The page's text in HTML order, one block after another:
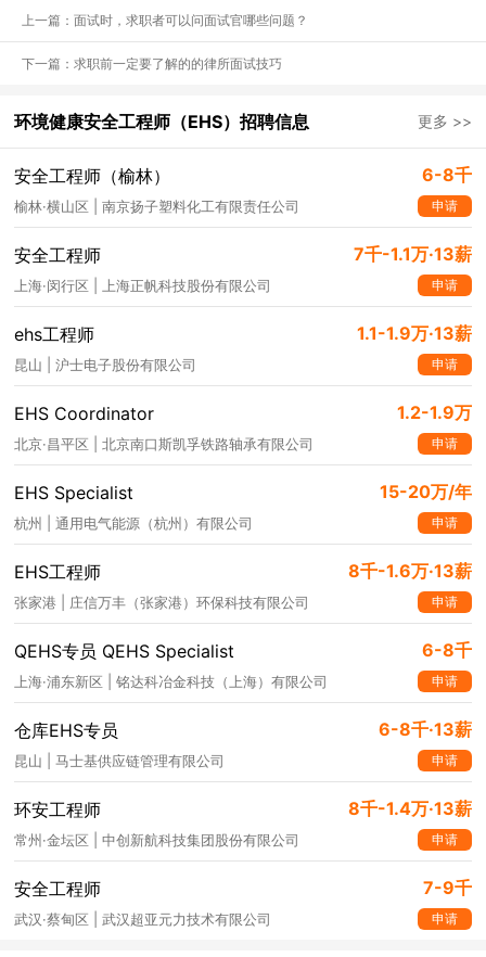
上一篇：面试时，求职者可以问面试官哪些问题？
下一篇：求职前一定要了解的的律所面试技巧
环境健康安全工程师（EHS）招聘信息 更多 >>
安全工程师（榆林） 6-8千
榆林·横山区 | 南京扬子塑料化工有限责任公司 申请
安全工程师 7千-1.1万·13薪
上海·闵行区 | 上海正帆科技股份有限公司 申请
ehs工程师 1.1-1.9万·13薪
昆山 | 沪士电子股份有限公司 申请
EHS Coordinator 1.2-1.9万
北京·昌平区 | 北京南口斯凯孚铁路轴承有限公司 申请
EHS Specialist 15-20万/年
杭州 | 通用电气能源（杭州）有限公司 申请
EHS工程师 8千-1.6万·13薪
张家港 | 庄信万丰（张家港）环保科技有限公司 申请
QEHS专员 QEHS Specialist 6-8千
上海·浦东新区 | 铭达科冶金科技（上海）有限公司 申请
仓库EHS专员 6-8千·13薪
昆山 | 马士基供应链管理有限公司 申请
环安工程师 8千-1.4万·13薪
常州·金坛区 | 中创新航科技集团股份有限公司 申请
安全工程师 7-9千
武汉·蔡甸区 | 武汉超亚元力技术有限公司 申请